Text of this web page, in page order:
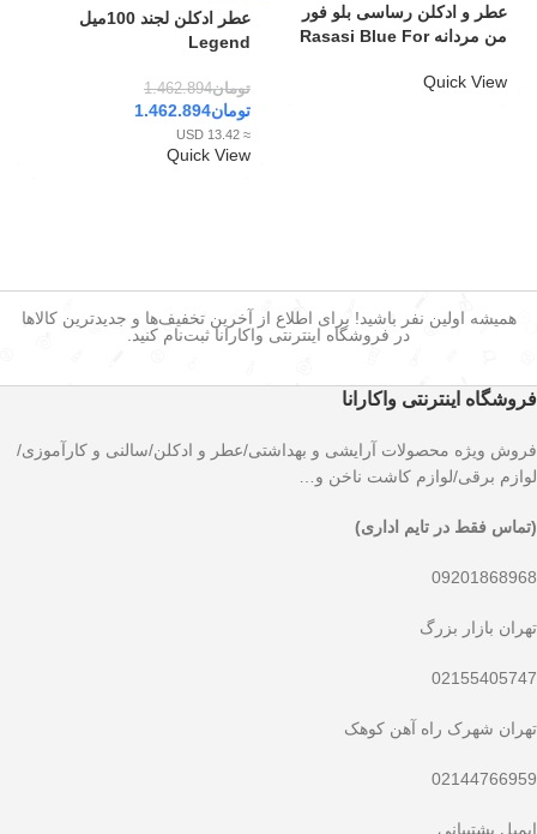
عطر و ادکلن رساسی بلو فور
من مردانه Rasasi Blue For
Quick View
عطر ادکلن لجند 100میل
Legend
تومان1.462.894
تومان1.462.894
≈ 13.42 USD
Quick View
همیشه اولین نفر باشید! برای اطلاع از آخرین تخفیف‌ها و جدیدترین کالاها
در فروشگاه اینترنتی واکارانا ثبت‌نام کنید.
فروشگاه اینترنتی واکارانا
فروش ویژه محصولات آرایشی و بهداشتی/عطر و ادکلن/سالنی و کارآموزی/
لوازم برقی/لوازم کاشت ناخن و…
(تماس فقط در تایم اداری)
09201868968
تهران بازار بزرگ
02155405747
تهران شهرک راه آهن کوهک
02144766959
ایمیل پشتیبانی